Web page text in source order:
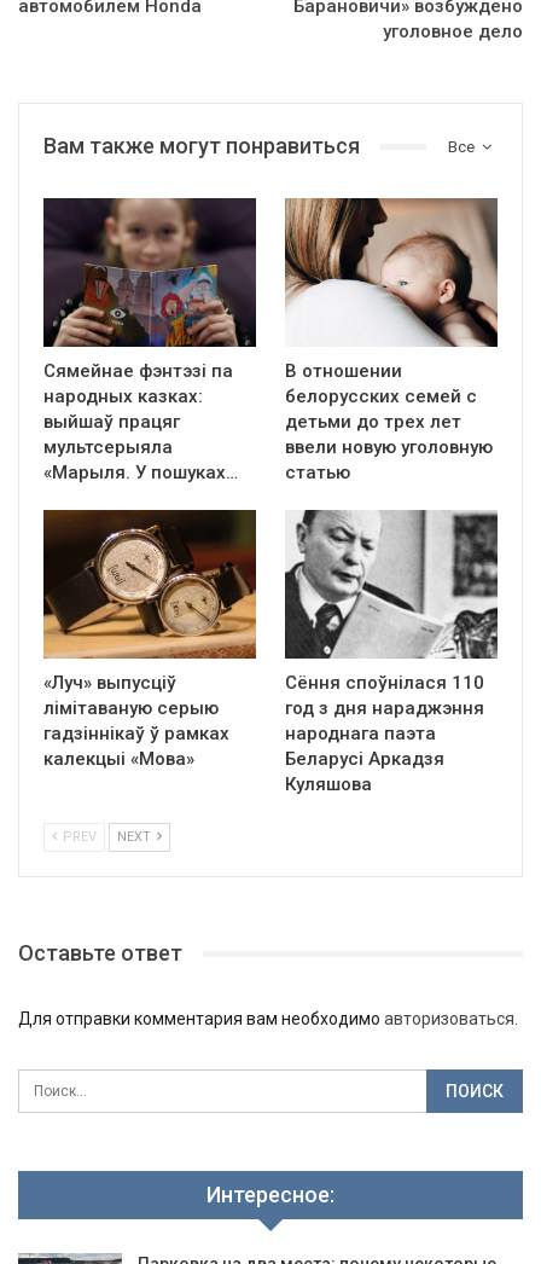
автомобилем Honda
Барановичи» возбуждено
уголовное дело
Все
Вам также могут понравиться
Сямейнае фэнтэзі па
народных казках:
выйшаў працяг
мультсерыяла
«Марыля. У пошуках…
В отношении
белорусских семей с
детьми до трех лет
ввели новую уголовную
статью
«Луч» выпусціў
лiмiтаваную серыю
гадзіннікаў ў рамках
калекцыі «Мова»
Сёння споўнілася 110
год з дня нараджэння
народнага паэта
Беларусі Аркадзя
Куляшова
PREV NEXT
Оставьте ответ
Для отправки комментария вам необходимо авторизоваться.
Интересное: